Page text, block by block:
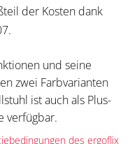
der Kosten dank
und seine
zwei Farbvarianten
ist auch als Plus-
verfügbar.
des ergoflix